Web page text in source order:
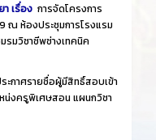
เรื่อง การจัดโครงการ
ณ ห้องประชุมการโรงแรม
รมวิชาชีพช่างเทคนิค
ะกาศรายชื่อผู้มีสิทธิ์สอบเข้า
น่งครูพิเศษสอน แผนกวิชา